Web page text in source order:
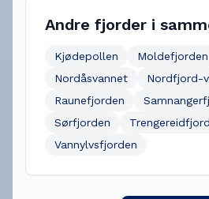
Andre fjorder i
Kjødepollen
Moldefjorden
Nordåsvannet
Nordfjord-
Raunefjorden
Sørfjorden
Vannylvsfjorden